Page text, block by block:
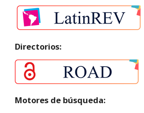
Directorios:
Motores de búsqueda: